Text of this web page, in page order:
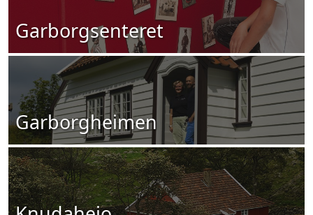
Garborgsenteret
Garborgheimen